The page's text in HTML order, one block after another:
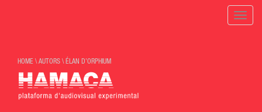
Toggle
HOME \AUTORS \ ÉLAN D’ORPHIUM